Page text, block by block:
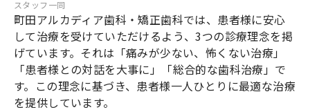
スタッフ一同
町田アルカディア歯科・矯正歯科では、患者様に安心
して治療を受けていただけるよう、3つの診療理念を掲
げています。それは「痛みが少ない、怖くない治療」
「患者様との対話を大事に」「総合的な歯科治療」で
す。この理念に基づき、患者様一人ひとりに最適な治療
を提供しています。